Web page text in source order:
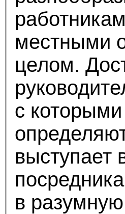
местными
целом.
с
выступает
в